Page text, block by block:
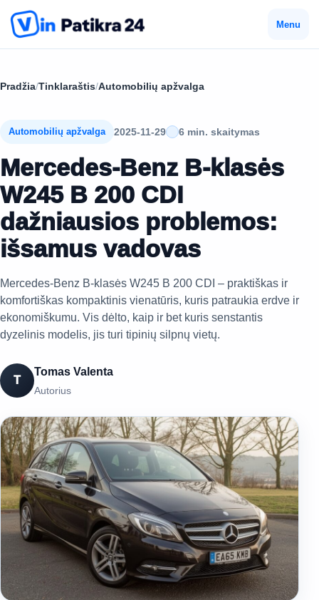
Menu
Pradžia/Tinklaraštis/Automobilių apžvalga
Automobilių apžvalga 2025-11-29 6 min. skaitymas
Mercedes-Benz B-klasės
W245 B 200 CDI
dažniausios problemos:
išsamus vadovas
Mercedes-Benz B-klasės W245 B 200 CDI – praktiškas ir
komfortiškas kompaktinis vienatūris, kuris patraukia erdve ir
ekonomiškumu. Vis dėlto, kaip ir bet kuris senstantis
dyzelinis modelis, jis turi tipinių silpnų vietų.
T
Tomas Valenta
Autorius